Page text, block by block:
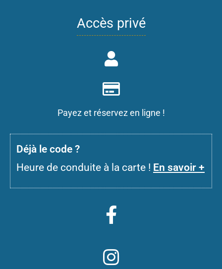
Accès privé
Payez et réservez en ligne !
Déjà le code ?
Heure de conduite à la carte ! En savoir +